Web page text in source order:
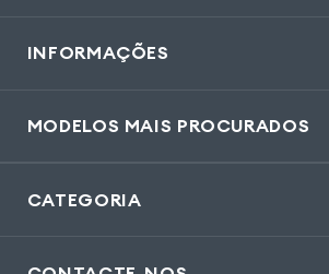
INFORMAÇÕES
MODELOS MAIS PROCURADOS
CATEGORIA